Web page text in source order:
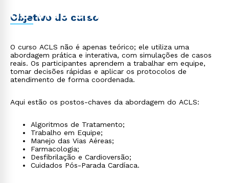
de Vida em Cardiologia -
Objetivo do curso
O curso ACLS não é apenas teórico; ele utiliza uma
abordagem prática e interativa, com simulações de casos
reais. Os participantes aprendem a trabalhar em equipe,
tomar decisões rápidas e aplicar os protocolos de
atendimento de forma coordenada.
Aqui estão os postos-chaves da abordagem do ACLS:
Algoritmos de Tratamento;
Trabalho em Equipe;
Manejo das Vias Aéreas;
Farmacologia;
Desfibrilação e Cardioversão;
Cuidados Pós-Parada Cardíaca.